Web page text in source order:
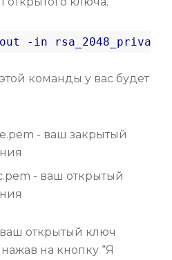
-in rsa_2048_private
команды у вас будет
- ваш закрытый
- ваш открытый
ваш открытый ключ
на кнопку “Я